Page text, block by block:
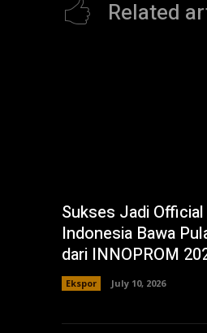
Related
Sukses Jadi
Indonesia Bawa
dari INNOPROM
Ekspor July 10, 2026